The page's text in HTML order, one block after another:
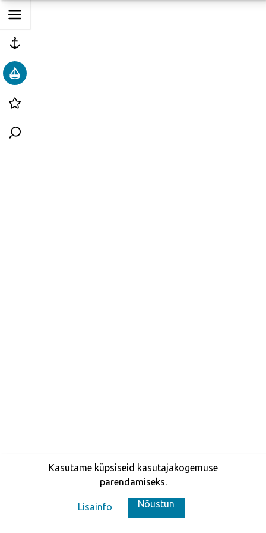
Kasutame küpsiseid kasutajakogemuse
parendamiseks.
Lisainfo Nõustun